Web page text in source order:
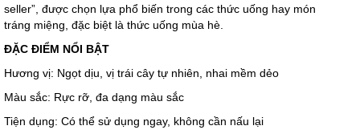
seller”, được chọn lựa phổ biến trong các thức uống hay món
tráng miệng, đặc biệt là thức uống mùa hè.
ĐẶC ĐIỂM NỔI BẬT
Hương vị: Ngọt dịu, vị trái cây tự nhiên, nhai mềm dẻo
Màu sắc: Rực rỡ, đa dạng màu sắc
Tiện dụng: Có thể sử dụng ngay, không cần nấu lại